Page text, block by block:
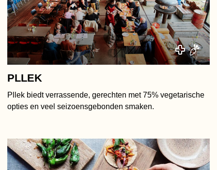
PLLEK
Pllek biedt verrassende, gerechten met 75% vegetarische
opties en veel seizoensgebonden smaken.